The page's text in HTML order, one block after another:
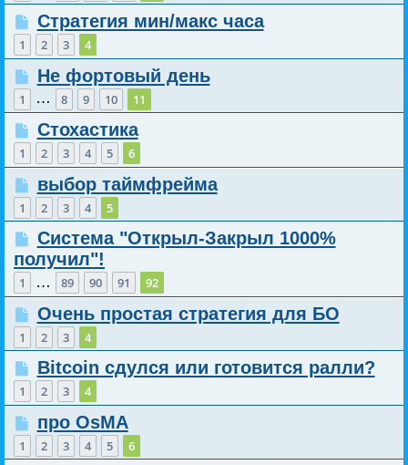
Стратегия мин/макс часа
1 2 3 4
Не фортовый день
1 … 8 9 10 11
Стохастика
1 2 3 4 5 6
выбор таймфрейма
1 2 3 4 5
Система "Открыл-Закрыл 1000%
получил"!
1 … 89 90 91 92
Очень простая стратегия для БО
1 2 3 4
Bitcoin сдулся или готовится ралли?
1 2 3 4
про OsMA
1 2 3 4 5 6